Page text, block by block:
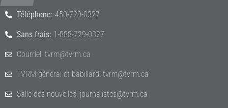
Téléphone: 450-729-0327
Sans frais: 1-888-729-0327
Courriel: tvrm@tvrm.ca
TVRM général et babillard: tvrm@tvrm.ca
Salle des nouvelles: journalistes@tvrm.ca